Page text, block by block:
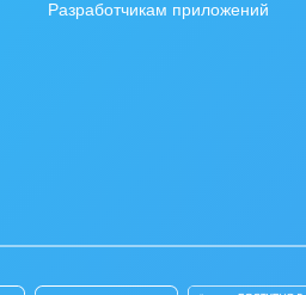
Разработчикам приложений